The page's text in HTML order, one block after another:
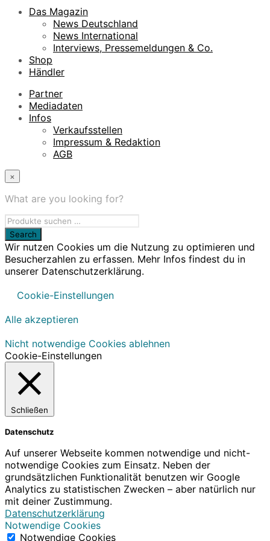
Das Magazin
News Deutschland
News International
Interviews, Pressemeldungen & Co.
Shop
Händler
Partner
Mediadaten
Infos
Verkaufsstellen
Impressum & Redaktion
AGB
×
What are you looking for?
Wir nutzen Cookies um die Nutzung zu optimieren und
Besucherzahlen zu erfassen. Mehr Infos findest du in
unserer Datenschutzerklärung.
Cookie-Einstellungen
Alle akzeptieren
Nicht notwendige Cookies ablehnen
Cookie-Einstellungen
Schließen
Datenschutz
Auf unserer Webseite kommen notwendige und nicht-
notwendige Cookies zum Einsatz. Neben der
grundsätzlichen Funktionalität benutzen wir Google
Analytics zu statistischen Zwecken – aber natürlich nur
mit deiner Zustimmung.
Datenschutzerklärung
Notwendige Cookies
Notwendige Cookies